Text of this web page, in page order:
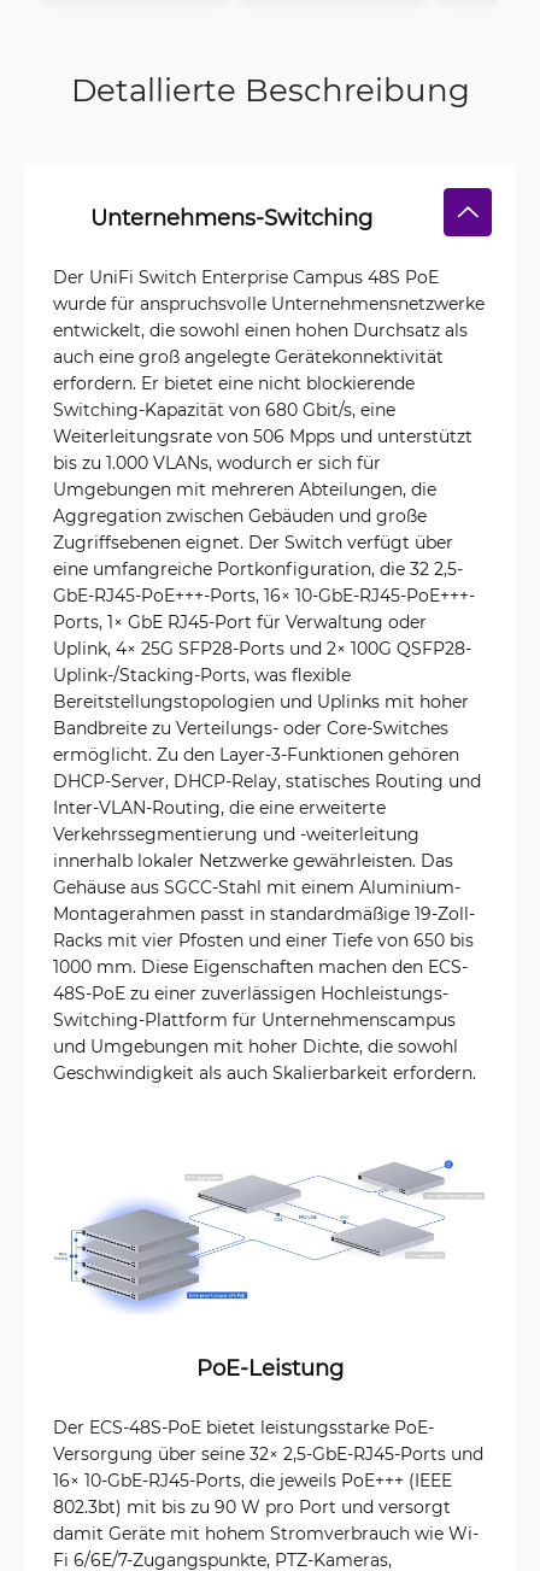
Detallierte Beschreibung
Unternehmens-Switching
Der UniFi Switch Enterprise Campus 48S PoE
wurde für anspruchsvolle Unternehmensnetzwerke
entwickelt, die sowohl einen hohen Durchsatz als
auch eine groß angelegte Gerätekonnektivität
erfordern. Er bietet eine nicht blockierende
Switching-Kapazität von 680 Gbit/s, eine
Weiterleitungsrate von 506 Mpps und unterstützt
bis zu 1.000 VLANs, wodurch er sich für
Umgebungen mit mehreren Abteilungen, die
Aggregation zwischen Gebäuden und große
Zugriffsebenen eignet. Der Switch verfügt über
eine umfangreiche Portkonfiguration, die 32 2,5-
GbE-RJ45-PoE+++-Ports, 16× 10-GbE-RJ45-PoE+++-
Ports, 1× GbE RJ45-Port für Verwaltung oder
Uplink, 4× 25G SFP28-Ports und 2× 100G QSFP28-
Uplink-/Stacking-Ports, was flexible
Bereitstellungstopologien und Uplinks mit hoher
Bandbreite zu Verteilungs- oder Core-Switches
ermöglicht. Zu den Layer-3-Funktionen gehören
DHCP-Server, DHCP-Relay, statisches Routing und
Inter-VLAN-Routing, die eine erweiterte
Verkehrssegmentierung und -weiterleitung
innerhalb lokaler Netzwerke gewährleisten. Das
Gehäuse aus SGCC-Stahl mit einem Aluminium-
Montagerahmen passt in standardmäßige 19-Zoll-
Racks mit vier Pfosten und einer Tiefe von 650 bis
1000 mm. Diese Eigenschaften machen den ECS-
48S-PoE zu einer zuverlässigen Hochleistungs-
Switching-Plattform für Unternehmenscampus
und Umgebungen mit hoher Dichte, die sowohl
Geschwindigkeit als auch Skalierbarkeit erfordern.
PoE-Leistung
Der ECS-48S-PoE bietet leistungsstarke PoE-
Versorgung über seine 32× 2,5-GbE-RJ45-Ports und
16× 10-GbE-RJ45-Ports, die jeweils PoE+++ (IEEE
802.3bt) mit bis zu 90 W pro Port und versorgt
damit Geräte mit hohem Stromverbrauch wie Wi-
Fi 6/6E/7-Zugangspunkte, PTZ-Kameras,